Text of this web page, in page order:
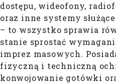
dostępu, wideofony,
oraz inne systemy
– to wszystko sprawia
stanie sprostać
imprez masowych.
fizyczną i techniczną
konwojowanie gotówki